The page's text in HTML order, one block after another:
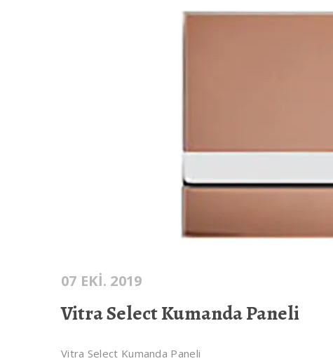
07 EKI. 2019
Vitra Select Kumanda Paneli
Vitra Select Kumanda Paneli